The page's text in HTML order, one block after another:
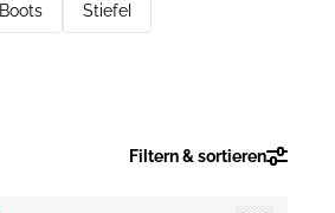
Boots Stiefel
Filtern & sortieren